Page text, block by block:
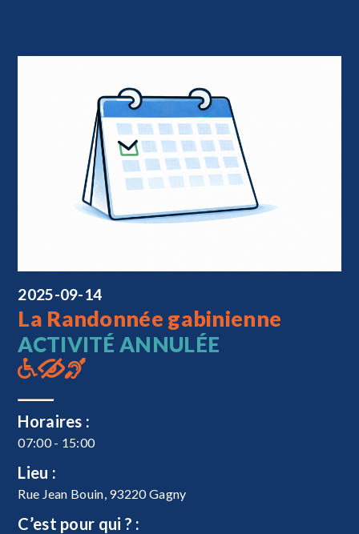
2025-09-14
La Randonnée gabinienne
ACTIVITÉ ANNULÉE
Horaires :
07:00 - 15:00
Lieu :
Rue Jean Bouin, 93220 Gagny
C’est pour qui ? :